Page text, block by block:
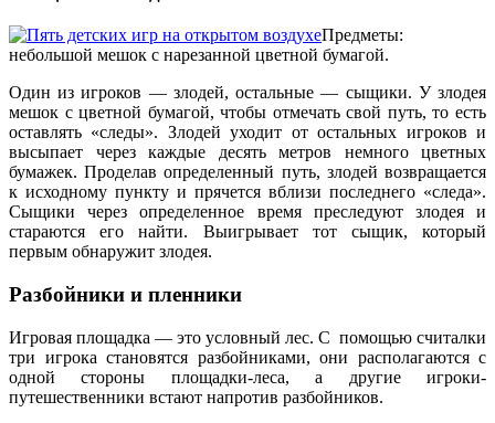
Предметы:
небольшой мешок с нарезанной цветной бумагой.
Один из игроков — злодей, остальные — сыщики. У злодея
мешок с цветной бумагой, чтобы отмечать свой путь, то есть
оставлять «следы». Злодей уходит от остальных игроков и
высыпает через каждые десять метров немного цветных
бумажек. Проделав определенный путь, злодей возвращается
к исходному пункту и прячется вблизи последнего «следа».
Сыщики через определенное время преследуют злодея и
стараются его найти. Выигрывает тот сыщик, который
первым обнаружит злодея.
Разбойники и пленники
Игровая площадка — это условный лес. С помощью считалки
три игрока становятся разбойниками, они располагаются с
одной стороны площадки-леса, а другие игроки-
путешественники встают напротив разбойников.